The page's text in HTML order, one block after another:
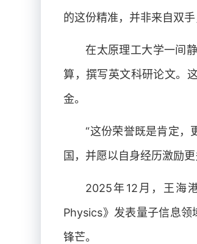
的这份精准，并非来自双手
在太原理工大学一间
算，撰写英文科研论文。
金。
“这份荣誉既是肯定，
国，并愿以自身经历激励
2025年12月，王海
Physics》发表量子信息领
锋芒。